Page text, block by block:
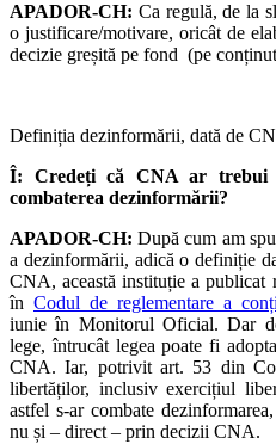
APADOR-CH: Ca regulă, de la
o justificare/motivare, oricât de
decizie greșită pe fond (pe
Definiția dezinformării, dată de
Î: Credeți că CNA ar
combaterea dezinformării?
APADOR-CH: După cum am
a dezinformării, adică o definiție
CNA, această instituție a publicat
în Codul de reglementare a
iunie în Monitorul Oficial. Dar
lege, întrucât legea poate fi
CNA. Iar, potrivit art. 53 din
libertăților, inclusiv exercițiul
astfel s-ar combate
nu și – direct – prin decizii CNA.